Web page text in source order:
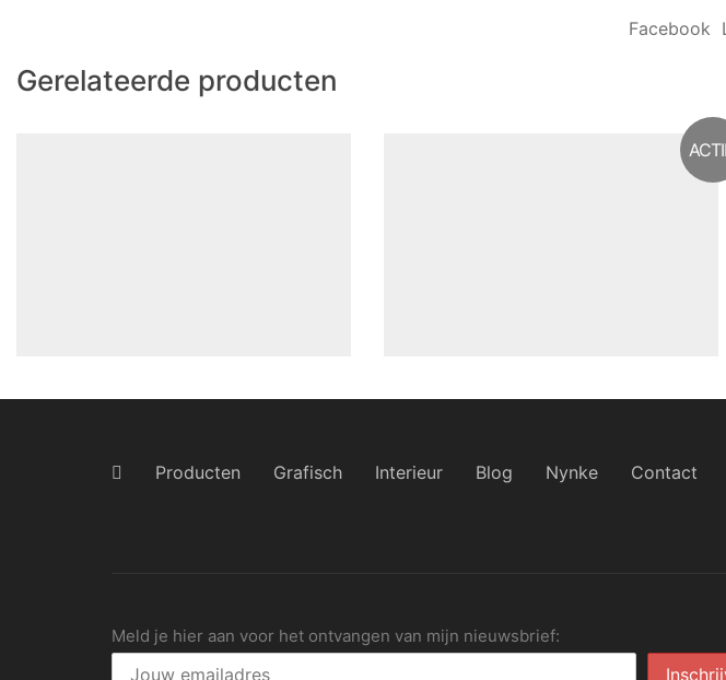
Facebook
Gerelateerde producten
Producten Grafisch Interieur Blog Nynke Contact
Meld je hier aan voor het ontvangen van mijn nieuwsbrief: